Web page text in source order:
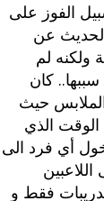
الفوز على
عن
ولكنه لم
كان
حيث
الذي
أي فرد الى
فقط و
الميلادية